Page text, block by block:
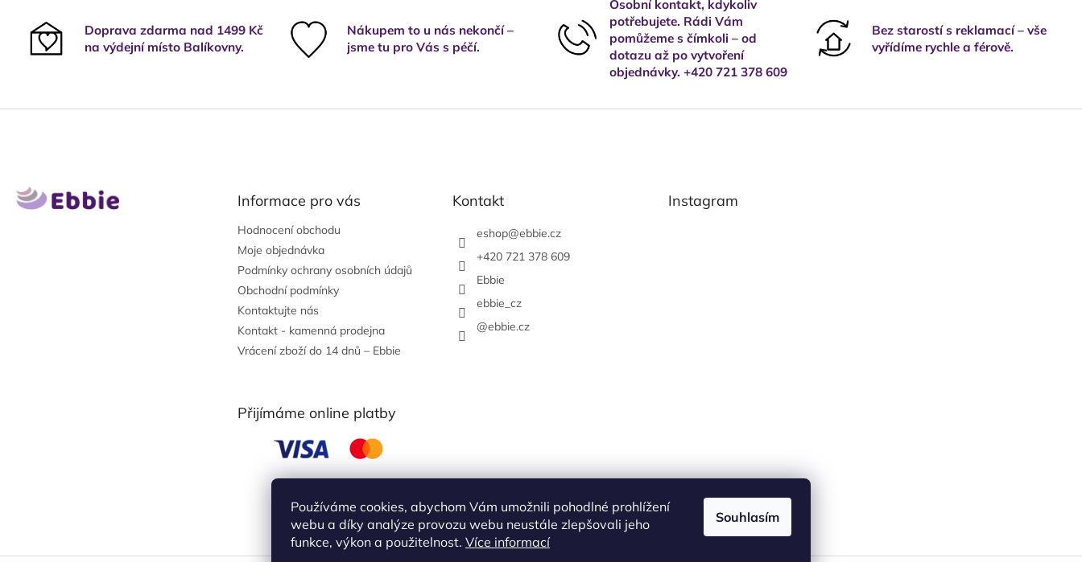
Používáme cookies, abychom Vám umožnili pohodlné prohlížení
webu a díky analýze provozu webu neustále zlepšovali jeho
funkce, výkon a použitelnost. Více informací
Souhlasím
Doprava zdarma nad 1499 Kč
na výdejní místo Balíkovny.
Nákupem to u nás nekončí –
jsme tu pro Vás s péčí.
Osobní kontakt, kdykoliv
potřebujete. Rádi Vám
pomůžeme s čímkoli – od
dotazu až po vytvoření
objednávky. +420 721 378 609
Bez starostí s reklamací – vše
vyřídíme rychle a férově.
Informace pro vás
Hodnocení obchodu
Moje objednávka
Podmínky ochrany osobních údajů
Obchodní podmínky
Kontaktujte nás
Kontakt - kamenná prodejna
Vrácení zboží do 14 dnů – Ebbie
Kontakt
eshop@ebbie.cz
+420 721 378 609
Ebbie
ebbie_cz
@ebbie.cz
Instagram
Přijímáme online platby
obchodní podmínky